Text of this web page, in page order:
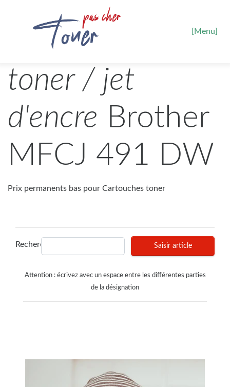
[Menu]
toner / jet
d'encre Brother
MFCJ 491 DW
Prix permanents bas pour Cartouches toner
Recherches Saisir article
Attention : écrivez avec un espace entre les différentes parties
de la désignation